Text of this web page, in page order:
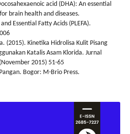
acid (DHA): An essential
brain health and diseases.
Essential Fatty Acids (PLEFA).
(2015). Kinetika Hidrolisa Kulit Pisang
Katalis Asam Klorida. Jurnal
2015) 51-65
Bogor: M-Brio Press.